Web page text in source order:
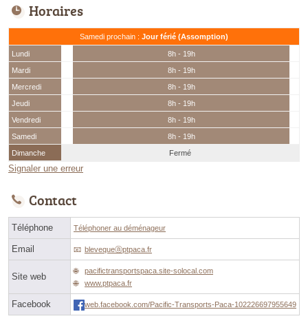
Horaires
Samedi prochain : Jour férié (Assomption)
Lundi
8h - 19h
Mardi
8h - 19h
Mercredi
8h - 19h
Jeudi
8h - 19h
Vendredi
8h - 19h
Samedi
8h - 19h
Dimanche
Fermé
Signaler une erreur
Contact
Téléphone Téléphoner au déménageur
Email blevequeⓐptpaca.fr
Site web
pacifictransportspaca.site-solocal.com
www.ptpaca.fr
Facebook web.facebook.com/Pacific-Transports-Paca-102226697955649